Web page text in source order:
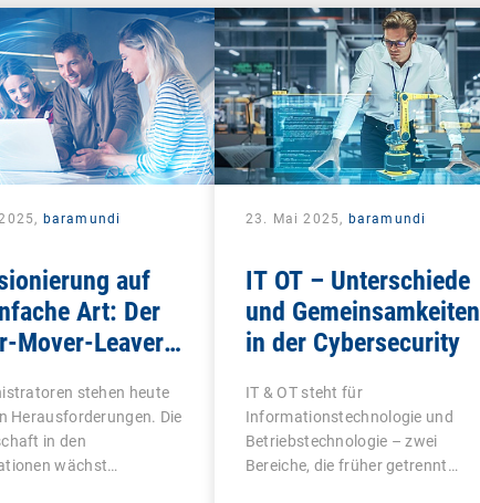
baramundi
auf
Art: Der
Mover-Leaver-
stehen heute
Herausforderungen. Die
in den
wächst…
23. Mai 2025, baramundi
IT OT – Unterschiede
und Gemeinsamkeiten
in der Cybersecurity
IT & OT steht für
Informationstechnologie und
Betriebstechnologie – zwei
Bereiche, die früher getrennt…